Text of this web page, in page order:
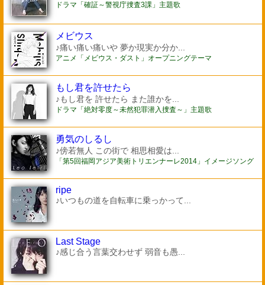
ドラマ「確証～警視庁捜査3課」主題歌
メビウス
♪痛い痛い痛いや 夢か現実か分か...
アニメ「メビウス・ダスト」オープニングテーマ
もし君を許せたら
♪もし君を 許せたら また誰かを...
ドラマ「絶対零度～未然犯罪潜入捜査～」主題歌
勇気のしるし
♪傍若無人 この街で 相思相愛は...
「第5回福岡アジア美術トリエンナーレ2014」イメージソング
ripe
♪いつもの道を自転車に乗っかって...
Last Stage
♪感じ合う言葉交わせず 弱音も愚...